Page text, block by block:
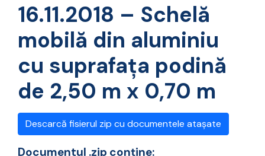
16.11.2018 – Schelă
mobilă din aluminiu
cu suprafaţa podină
de 2,50 m x 0,70 m
Descarcă fisierul zip cu documentele atașate
Documentul .zip conține: